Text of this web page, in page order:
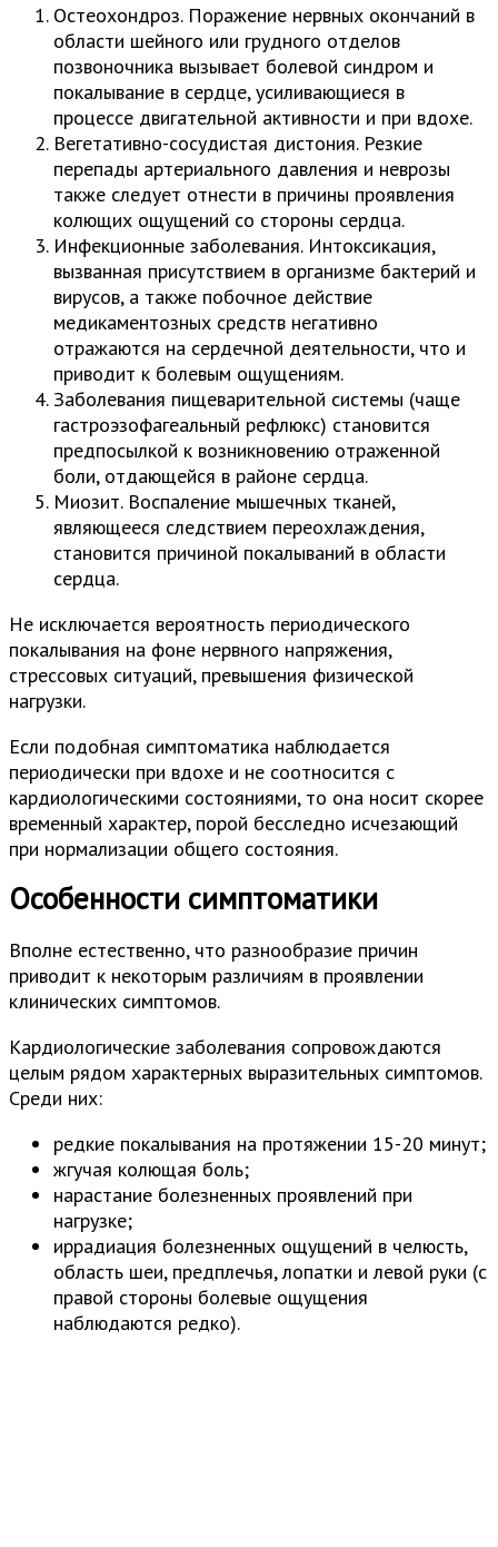
Остеохондроз. Поражение нервных окончаний в
области шейного или грудного отделов
позвоночника вызывает болевой синдром и
покалывание в сердце, усиливающиеся в
процессе двигательной активности и при вдохе.
Вегетативно-сосудистая дистония. Резкие
перепады артериального давления и неврозы
также следует отнести в причины проявления
колющих ощущений со стороны сердца.
Инфекционные заболевания. Интоксикация,
вызванная присутствием в организме бактерий и
вирусов, а также побочное действие
медикаментозных средств негативно
отражаются на сердечной деятельности, что и
приводит к болевым ощущениям.
Заболевания пищеварительной системы (чаще
гастроэзофагеальный рефлюкс) становится
предпосылкой к возникновению отраженной
боли, отдающейся в районе сердца.
Миозит. Воспаление мышечных тканей,
являющееся следствием переохлаждения,
становится причиной покалываний в области
сердца.
Не исключается вероятность периодического
покалывания на фоне нервного напряжения,
стрессовых ситуаций, превышения физической
нагрузки.
Если подобная симптоматика наблюдается
периодически при вдохе и не соотносится с
кардиологическими состояниями, то она носит скорее
временный характер, порой бесследно исчезающий
при нормализации общего состояния.
Особенности симптоматики
Вполне естественно, что разнообразие причин
приводит к некоторым различиям в проявлении
клинических симптомов.
Кардиологические заболевания сопровождаются
целым рядом характерных выразительных симптомов.
Среди них:
редкие покалывания на протяжении 15-20 минут;
жгучая колющая боль;
нарастание болезненных проявлений при
нагрузке;
иррадиация болезненных ощущений в челюсть,
область шеи, предплечья, лопатки и левой руки (с
правой стороны болевые ощущения
наблюдаются редко).